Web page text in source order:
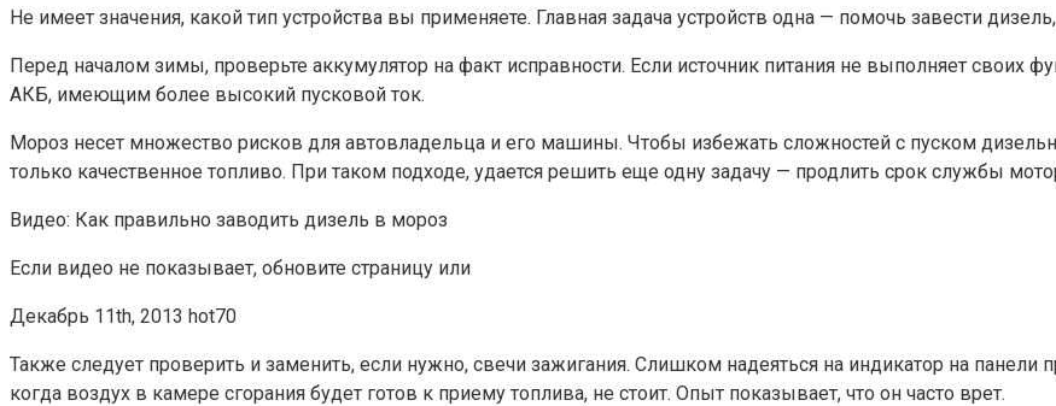
Не имеет значения, какой тип устройства вы применяете. Главная задача устройств одна — помочь завести
Перед началом зимы, проверьте аккумулятор на факт исправности. Если источник питания не выполняет своих
АКБ, имеющим более высокий пусковой ток.
Мороз несет множество рисков для автовладельца и его машины. Чтобы избежать сложностей с пуском
только качественное топливо. При таком подходе, удается решить еще одну задачу — продлить срок службы
Видео: Как правильно заводить дизель в мороз
Если видео не показывает, обновите страницу или
Декабрь 11th, 2013 hot70
Также следует проверить и заменить, если нужно, свечи зажигания. Слишком надеяться на индикатор на панели
когда воздух в камере сгорания будет готов к приему топлива, не стоит. Опыт показывает, что он часто врет.